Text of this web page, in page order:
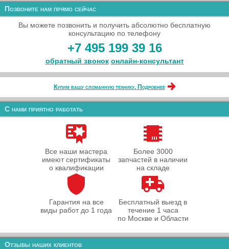
Позвоните нам прямо сейчас
Вы можете позвонить и получить абсолютно бесплатную
консультацию по телефону
+7 495 199 39 16
обратный звонок онлайн‑консультант
Купим вашу сломанную технику. Подробнее
С нами приятно работать
Все наши мастера
имеют сертификаты
о квалификации
Более 3000
запчастей в наличии
на складе
Гарантия на все
виды работ до 1 года
Бесплатный выезд в
течение 1 часа
по Москве и Области
Отзывы наших клиентов